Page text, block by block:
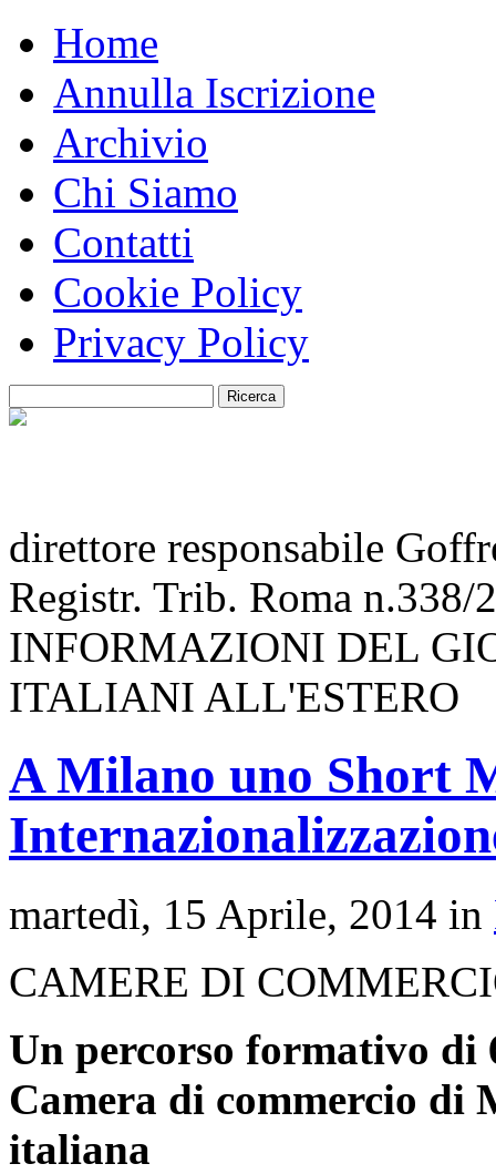
Home
Annulla Iscrizione
Archivio
Chi Siamo
Contatti
Cookie Policy
Privacy Policy
direttore responsabile
Registr. Trib. Roma n.338/
INFORMAZIONI DEL
ITALIANI ALL'ESTERO
A Milano uno Short
martedì, 15 Aprile, 2014 in
CAMERE DI
Un percorso formativo di
Camera di commercio di
italiana